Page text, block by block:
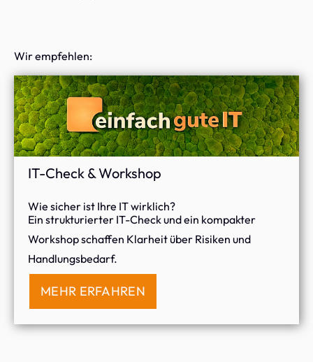
Wir empfehlen:
IT-Check & Workshop
Wie sicher ist Ihre IT wirklich?
Ein strukturierter IT-Check und ein kompakter
Workshop schaffen Klarheit über Risiken und
Handlungsbedarf.
MEHR ERFAHREN